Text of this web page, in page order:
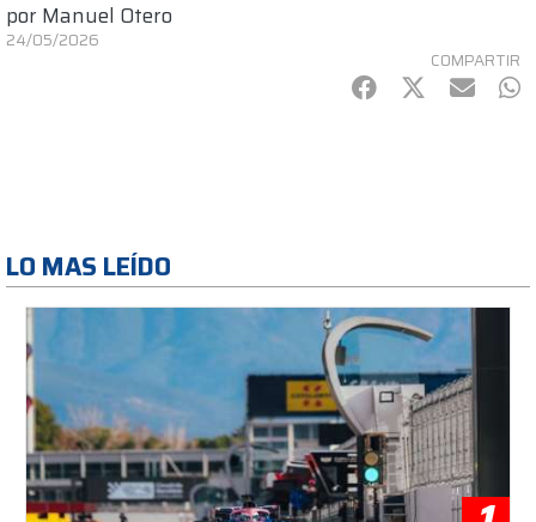
por Manuel Otero
24/05/2026
COMPARTIR
Facebook
Twitter
mail
LO MAS LEÍDO